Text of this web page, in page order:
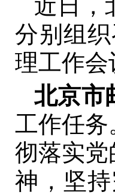
近日，
分别组
理工作会
北京市
工作任
彻落实
神，坚